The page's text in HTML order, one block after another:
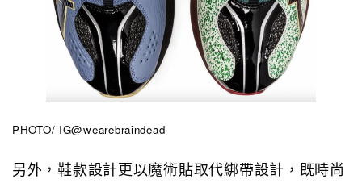
PHOTO/ IG@wearebraindead
另外，鞋款設計更以魔術貼取代綁帶設計，既時尚